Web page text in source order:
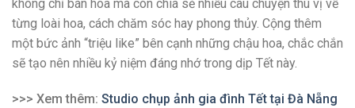
không chỉ bán hoa mà còn chia sẻ nhiều câu chuyện thú vị về
từng loài hoa, cách chăm sóc hay phong thủy. Cộng thêm
một bức ảnh “triệu like” bên cạnh những chậu hoa, chắc chắn
sẽ tạo nên nhiều kỷ niệm đáng nhớ trong dịp Tết này.
>>> Xem thêm: Studio chụp ảnh gia đình Tết tại Đà Nẵng